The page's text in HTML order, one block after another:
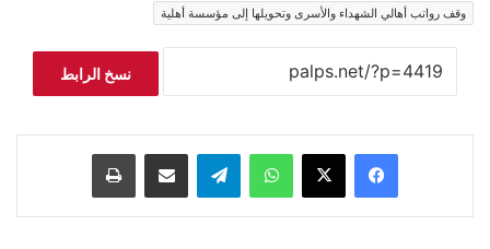
وقف رواتب أهالي الشهداء والأسرى وتحويلها إلى مؤسسة أهلية
نسخ الرابط
فيسبوك ‫X واتساب تيلقرام مشاركة عبر البريد طباعة